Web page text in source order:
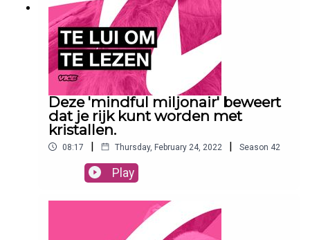
Deze 'mindful miljonair' beweert
dat je rijk kunt worden met
kristallen.
08:17 | Thursday, February 24, 2022 | Season 42
Play